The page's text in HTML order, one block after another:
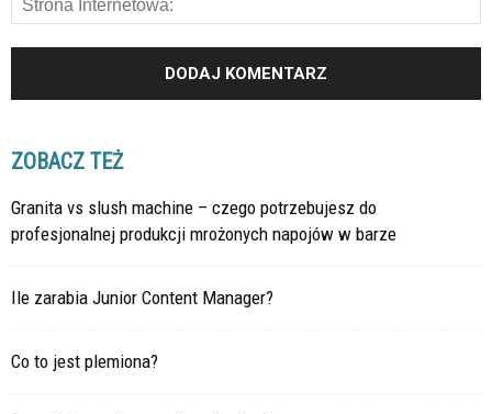
ZOBACZ TEŻ
Granita vs slush machine – czego potrzebujesz do
profesjonalnej produkcji mrożonych napojów w barze
Ile zarabia Junior Content Manager?
Co to jest plemiona?